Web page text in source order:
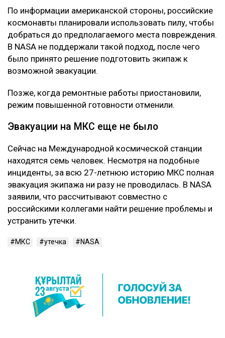
По информации американской стороны, российские
космонавты планировали использовать пилу, чтобы
добраться до предполагаемого места повреждения.
В NASA не поддержали такой подход, после чего
было принято решение подготовить экипаж к
возможной эвакуации.
Позже, когда ремонтные работы приостановили,
режим повышенной готовности отменили.
Эвакуации на МКС еще не было
Сейчас на Международной космической станции
находятся семь человек. Несмотря на подобные
инциденты, за всю 27-летнюю историю МКС полная
эвакуация экипажа ни разу не проводилась. В NASA
заявили, что рассчитывают совместно с
российскими коллегами найти решение проблемы и
устранить утечки.
МКС утечка NASA